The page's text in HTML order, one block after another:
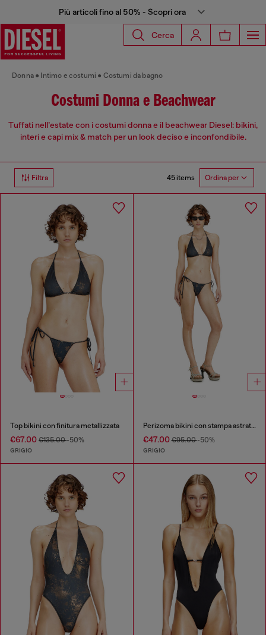
Più articoli fino al 50% - Scopri ora
Cerca
Donna Intimo e costumi Costumi da bagno
Costumi Donna e Beachwear
Tuffati nell’estate con i costumi donna e il beachwear Diesel: bikini,
interi e capi mix & match per un look deciso e inconfondibile.
Filtra 45 items Ordina per
Top bikini con finitura metallizzata
€67.00 €135.00-50%
GRIGIO
Perizoma bikini con stampa astratta
€47.00€95.00-50%
GRIGIO